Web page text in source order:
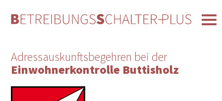
Adressauskunftsbegehren bei der
Einwohnerkontrolle Buttisholz